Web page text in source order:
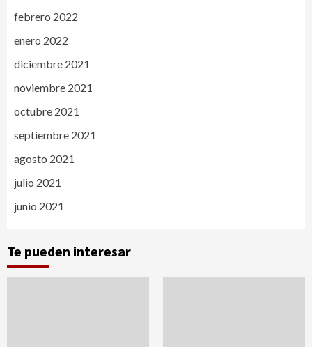
febrero 2022
enero 2022
diciembre 2021
noviembre 2021
octubre 2021
septiembre 2021
agosto 2021
julio 2021
junio 2021
Te pueden interesar